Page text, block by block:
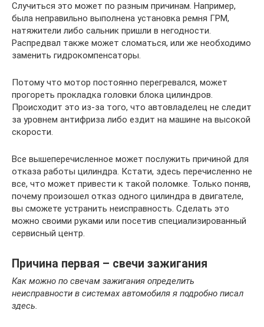
Случиться это может по разным причинам. Например,
была неправильно выполнена установка ремня ГРМ,
натяжители либо сальник пришли в негодности.
Распредвал также может сломаться, или же необходимо
заменить гидрокомпенсаторы.
Потому что мотор постоянно перегревался, может
прогореть прокладка головки блока цилиндров.
Происходит это из-за того, что автовладелец не следит
за уровнем антифриза либо ездит на машине на высокой
скорости.
Все вышеперечисленное может послужить причиной для
отказа работы цилиндра. Кстати, здесь перечисленно не
все, что может привести к такой поломке. Только поняв,
почему произошел отказ одного цилиндра в двигателе,
вы сможете устранить неисправность. Сделать это
можно своими руками или посетив специализированный
сервисный центр.
Причина первая – свечи зажигания
Как можно по свечам зажигания определить
неисправности в системах автомобиля я подробно писал
здесь.